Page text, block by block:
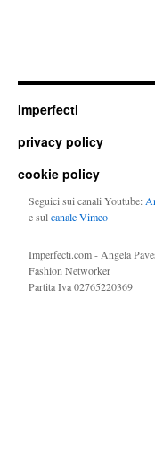
Imperfecti
privacy policy
cookie policy
Seguici sui canali Youtube:
e sulcanale Vimeo
Imperfecti.com - Angela
Fashion Networker
Partita Iva 02765220369